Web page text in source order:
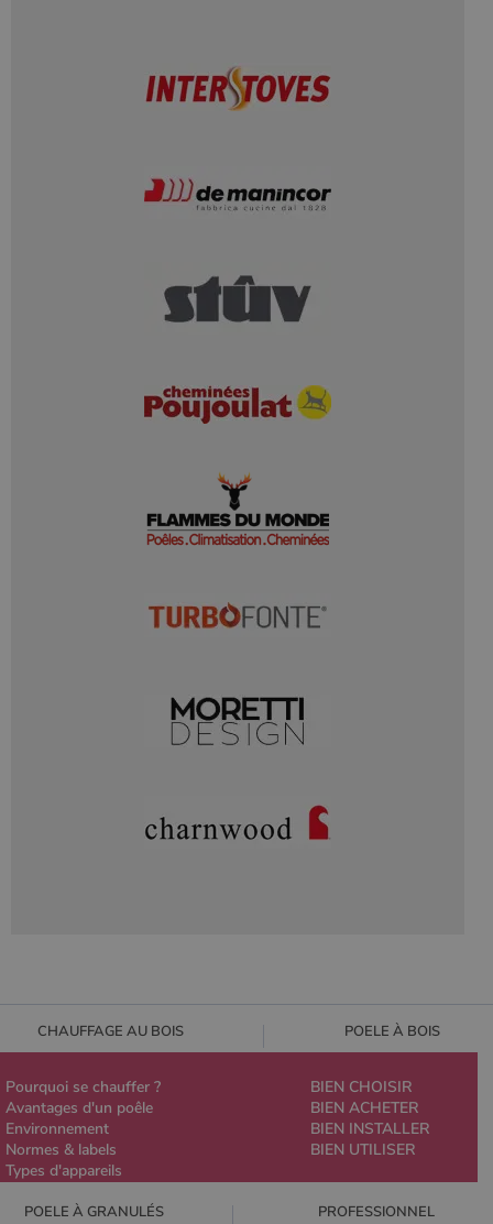
CHAUFFAGE AU BOIS POELE À BOIS
Pourquoi se chauffer ?
Avantages d'un poêle
Environnement
Normes & labels
Types d'appareils
BIEN CHOISIR
BIEN ACHETER
BIEN INSTALLER
BIEN UTILISER
POELE À GRANULÉS PROFESSIONNEL